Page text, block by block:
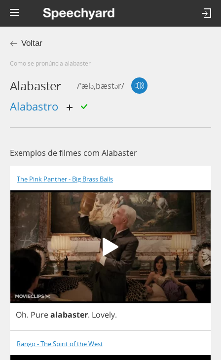
Voltar
Como se pronúncia alabaster
Alabaster /'ælə,bæstər/
alabastro
Exemplos de filmes com Alabaster
The Pink Panther - Big Brass Balls
Oh. Purealabaster. Lovely.
Rango - The Spirit of the West